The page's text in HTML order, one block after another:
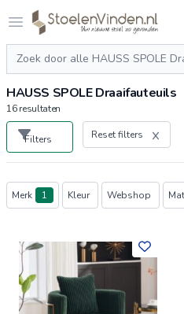
Open menu
Logo stoelenvinden.nl
Zoeken
HAUSS SPOLE Draaifauteuils
16resultaten
Filters Reset filters
Producten
Merk 1 Kleur Webshop